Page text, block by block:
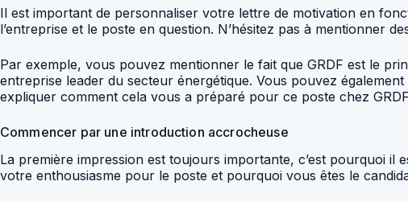
Il est important de personnaliser votre lettre de motivation en
l’entreprise et le poste en question. N’hésitez pas à mentionner
Par exemple, vous pouvez mentionner le fait que GRDF est le
entreprise leader du secteur énergétique. Vous pouvez
expliquer comment cela vous a préparé pour ce poste chez
Commencer par une introduction accrocheuse
La première impression est toujours importante, c’est pourquoi
votre enthousiasme pour le poste et pourquoi vous êtes le